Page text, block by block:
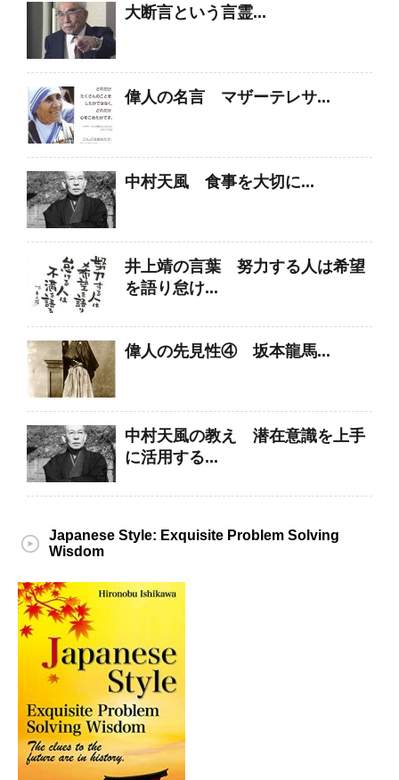
大断言という言霊...
偉人の名言 マザーテレサ...
中村天風 食事を大切に...
井上靖の言葉 努力する人は希望
を語り怠け...
偉人の先見性④ 坂本龍馬...
中村天風の教え 潜在意識を上手
に活用する...
Japanese Style: Exquisite Problem Solving
Wisdom